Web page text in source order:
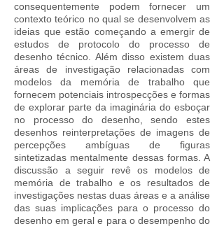
consequentemente podem fornecer um
contexto teórico no qual se desenvolvem as
ideias que estão começando a emergir de
estudos de protocolo do processo de
desenho técnico. Além disso existem duas
áreas de investigação relacionadas com
modelos da memória de trabalho que
fornecem potenciais introspecções e formas
de explorar parte da imaginária do esboçar
no processo do desenho, sendo estes
desenhos reinterpretações de imagens de
percepções ambíguas de figuras
sintetizadas mentalmente dessas formas. A
discussão a seguir revê os modelos de
memória de trabalho e os resultados de
investigações nestas duas áreas e a análise
das suas implicações para o processo do
desenho em geral e para o desempenho do